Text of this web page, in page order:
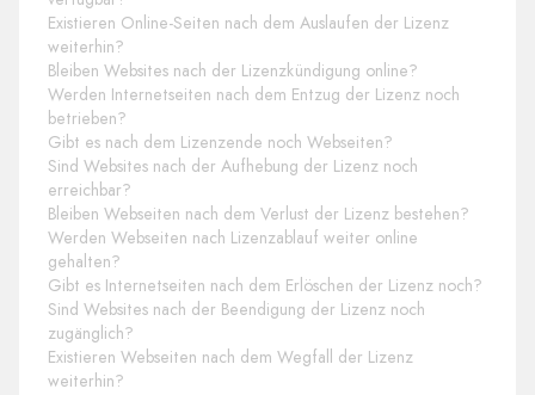
Existieren Online-Seiten nach dem Auslaufen der Lizenz
weiterhin?
Bleiben Websites nach der Lizenzkündigung online?
Werden Internetseiten nach dem Entzug der Lizenz noch
betrieben?
Gibt es nach dem Lizenzende noch Webseiten?
Sind Websites nach der Aufhebung der Lizenz noch
erreichbar?
Bleiben Webseiten nach dem Verlust der Lizenz bestehen?
Werden Webseiten nach Lizenzablauf weiter online
gehalten?
Gibt es Internetseiten nach dem Erlöschen der Lizenz noch?
Sind Websites nach der Beendigung der Lizenz noch
zugänglich?
Existieren Webseiten nach dem Wegfall der Lizenz
weiterhin?